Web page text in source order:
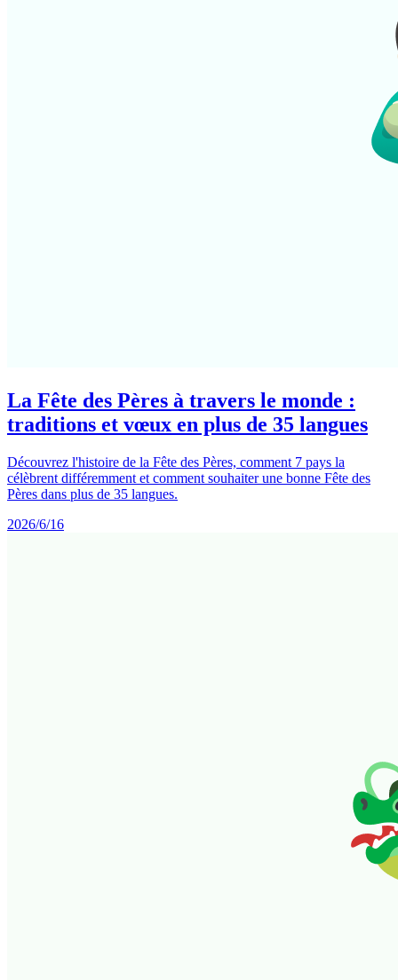
La Fête des Pères à travers le monde :
traditions et vœux en plus de 35 langues
Découvrez l'histoire de la Fête des Pères, comment 7 pays la
célèbrent différemment et comment souhaiter une bonne Fête des
Pères dans plus de 35 langues.
2026/6/16